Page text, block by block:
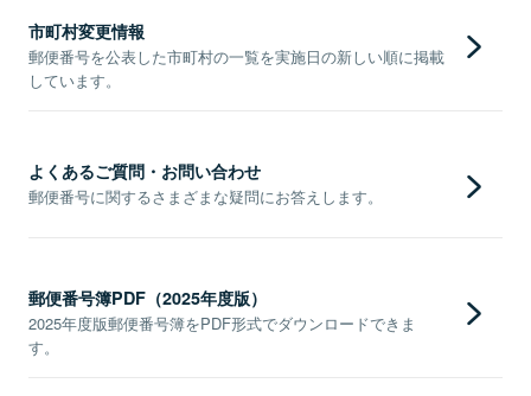
市町村変更情報
郵便番号を公表した市町村の一覧を実施日の新しい順に掲載
しています。
よくあるご質問・お問い合わせ
郵便番号に関するさまざまな疑問にお答えします。
郵便番号簿PDF（2025年度版）
2025年度版郵便番号簿をPDF形式でダウンロードできま
す。